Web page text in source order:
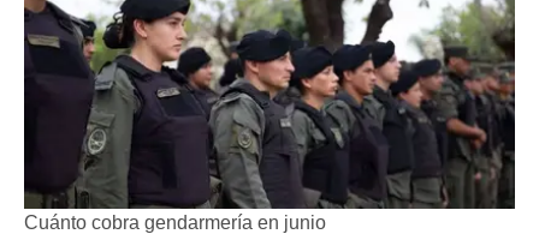
Cuánto cobra gendarmería en junio